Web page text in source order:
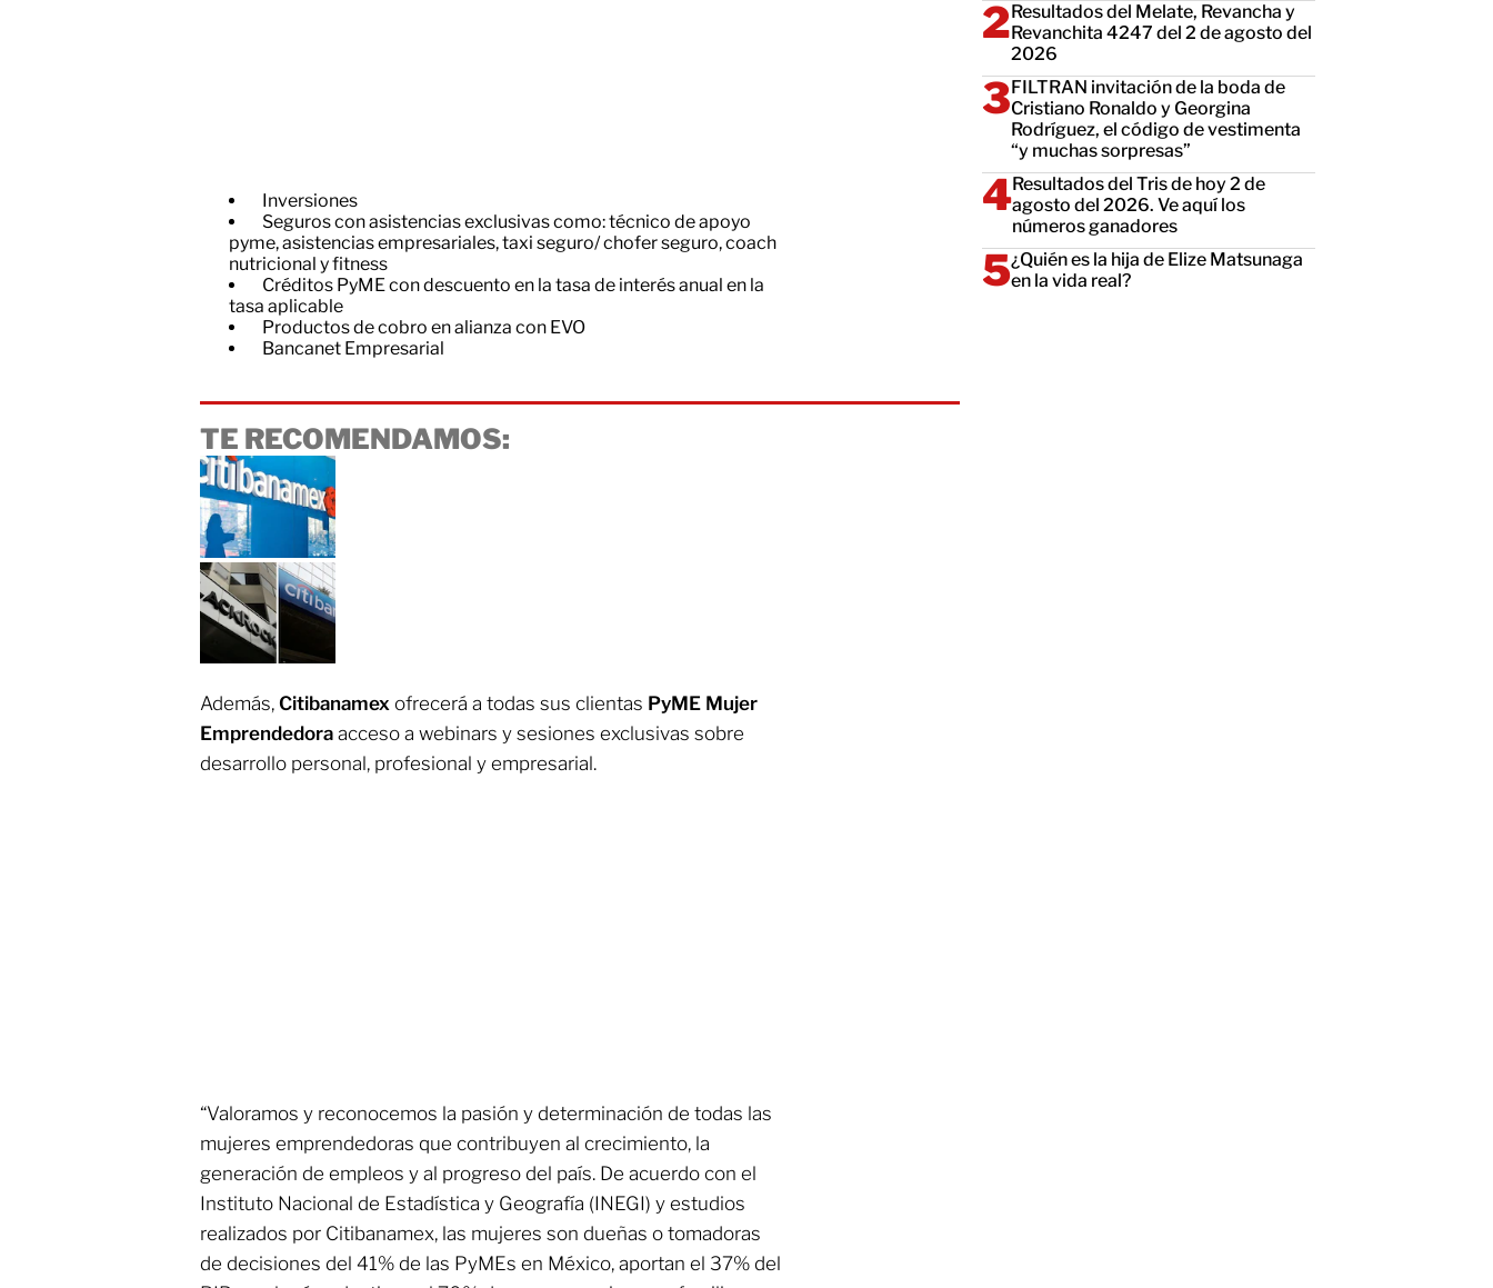
Inversiones
Seguros con asistencias exclusivas como: técnico de apoyo
pyme, asistencias empresariales, taxi seguro/ chofer seguro, coach
nutricional y fitness
Créditos PyME con descuento en la tasa de interés anual en la
tasa aplicable
Productos de cobro en alianza con EVO
Bancanet Empresarial
TE RECOMENDAMOS:
Además, Citibanamex ofrecerá a todas sus clientas PyME Mujer
Emprendedora acceso a webinars y sesiones exclusivas sobre
desarrollo personal, profesional y empresarial.
“Valoramos y reconocemos la pasión y determinación de todas las
mujeres emprendedoras que contribuyen al crecimiento, la
generación de empleos y al progreso del país. De acuerdo con el
Instituto Nacional de Estadística y Geografía (INEGI) y estudios
realizados por Citibanamex, las mujeres son dueñas o tomadoras
de decisiones del 41% de las PyMEs en México, aportan el 37% del
Resultados del Melate, Revancha y
Revanchita 4247 del 2 de agosto del
2026
FILTRAN invitación de la boda de
Cristiano Ronaldo y Georgina
Rodríguez, el código de vestimenta
“y muchas sorpresas”
Resultados del Tris de hoy 2 de
agosto del 2026. Ve aquí los
números ganadores
¿Quién es la hija de Elize Matsunaga
en la vida real?